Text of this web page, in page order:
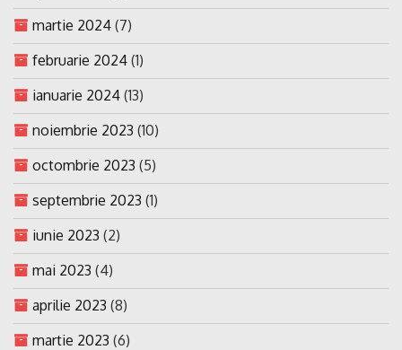
martie 2024 (7)
februarie 2024 (1)
ianuarie 2024 (13)
noiembrie 2023 (10)
octombrie 2023 (5)
septembrie 2023 (1)
iunie 2023 (2)
mai 2023 (4)
aprilie 2023 (8)
martie 2023 (6)